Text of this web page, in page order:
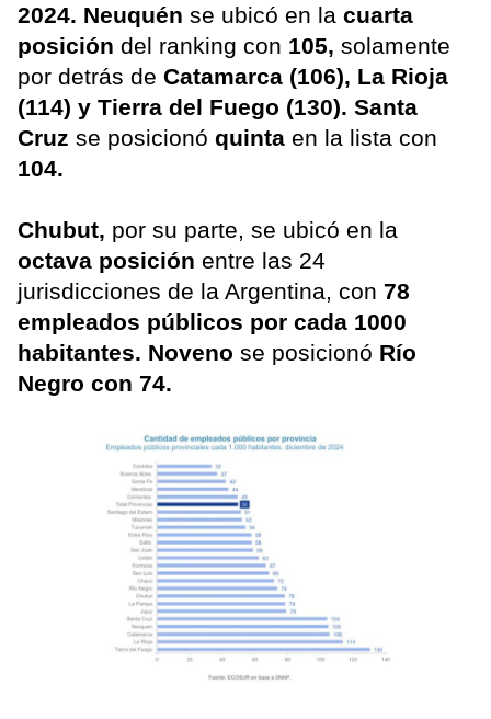
2024. Neuquén se ubicó en la cuarta
posición del ranking con 105, solamente
por detrás de Catamarca (106), La Rioja
(114) y Tierra del Fuego (130). Santa
Cruz se posicionó quinta en la lista con
104.
Chubut, por su parte, se ubicó en la
octava posición entre las 24
jurisdicciones de la Argentina, con 78
empleados públicos por cada 1000
habitantes. Noveno se posicionó Río
Negro con 74.